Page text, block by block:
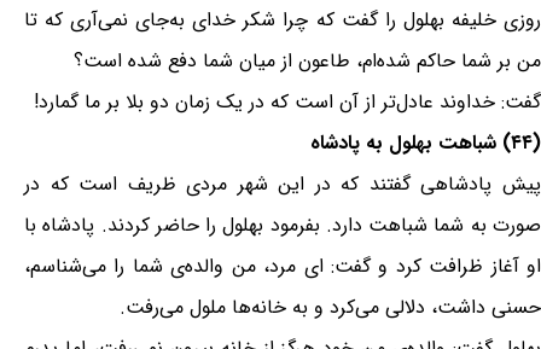
روزی خلیفه بهلول را گفت که چرا شکر خدای به‌جای نمی‌آری که تا
من بر شما حاکم شده‌ام، طاعون از میان شما دفع شده است؟
گفت: خداوند عادل‌تر از آن است که در یک زمان دو بلا بر ما گمارد!
(۴۴) شباهت بهلول به پادشاه
پیش پادشاهی گفتند که در این شهر مردی ظریف است که در
صورت به شما شباهت دارد. بفرمود بهلول را حاضر کردند. پادشاه با
او آغاز ظرافت کرد و گفت: ای مرد، من والده‌ی شما را می‌شناسم،
حسنی داشت، دلالی می‌کرد و به خانه‌ها ملول می‌رفت.